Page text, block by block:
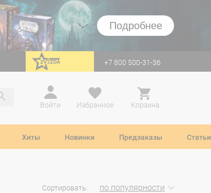
Подробнее
перейти на Zvezda +7 800 500-31-36
Войти
Избранное Корзина
Хиты Новинки Предзаказы Статьи
Сортировать: по популярности